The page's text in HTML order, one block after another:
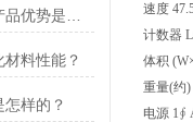
料性能？
样的？
速度
计数器
体积
重量(约)
电源 1∮